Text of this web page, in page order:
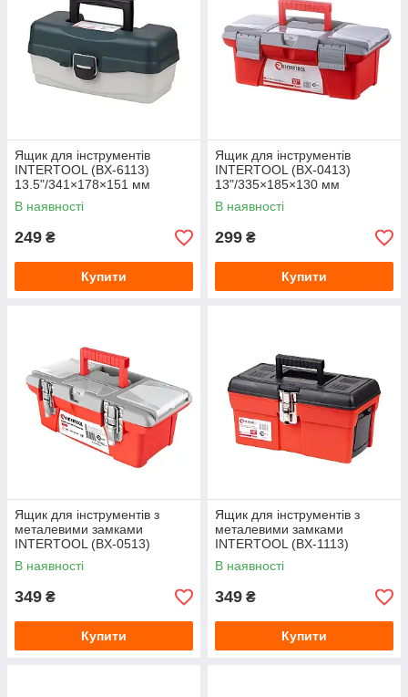
Ящик для інструментів
INTERTOOL (BX-6113)
13.5"/341×178×151 мм
В наявності
249 ₴
Купити
Ящик для інструментів
INTERTOOL (BX-0413)
13"/335×185×130 мм
В наявності
299 ₴
Купити
Ящик для інструментів з
металевими замками
INTERTOOL (BX-0513)
13"/335×185×130 мм
В наявності
349 ₴
Купити
Ящик для інструментів з
металевими замками
INTERTOOL (BX-1113)
13"/330×180×165 мм
В наявності
349 ₴
Купити